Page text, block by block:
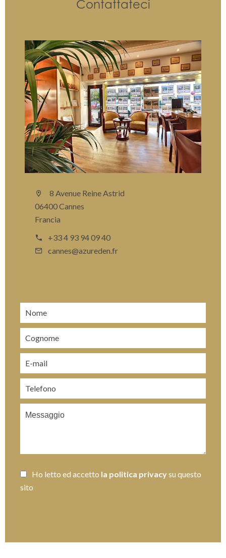
Contattateci
8 Avenue Reine Astrid
06400 Cannes
Francia
+33 4 93 94 09 40
cannes@azureden.fr
Ho letto ed accetto la politica privacysu questo
sito